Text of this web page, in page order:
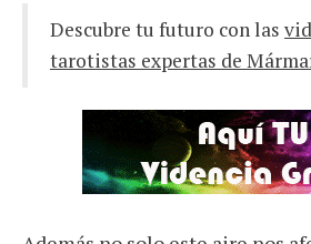
Descubre tu futuro con las
tarotistas expertas de